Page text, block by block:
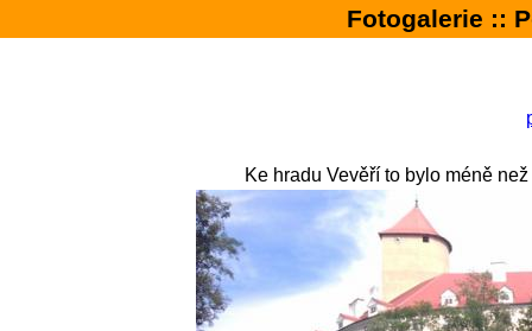
Fotogalerie ::
Ke hradu Vevěří to bylo méně